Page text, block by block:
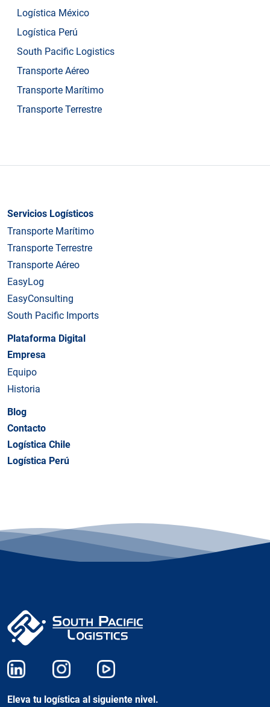
Logística México
Logística Perú
South Pacific Logistics
Transporte Aéreo
Transporte Marítimo
Transporte Terrestre
Servicios Logísticos
Transporte Marítimo
Transporte Terrestre
Transporte Aéreo
EasyLog
EasyConsulting
South Pacific Imports
Plataforma Digital
Empresa
Equipo
Historia
Blog
Contacto
Logística Chile
Logística Perú
Eleva tu logística al siguiente nivel.